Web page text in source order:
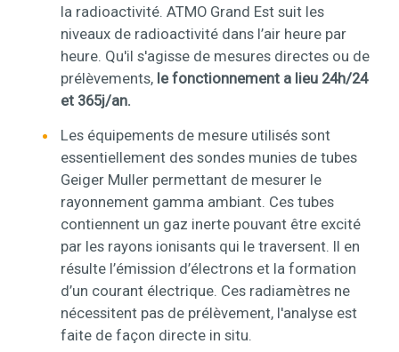
la radioactivité. ATMO Grand Est suit les
niveaux de radioactivité dans l’air heure par
heure. Qu'il s'agisse de mesures directes ou de
prélèvements, le fonctionnement a lieu 24h/24
et 365j/an.
Les équipements de mesure utilisés sont
essentiellement des sondes munies de tubes
Geiger Muller permettant de mesurer le
rayonnement gamma ambiant. Ces tubes
contiennent un gaz inerte pouvant être excité
par les rayons ionisants qui le traversent. Il en
résulte l’émission d’électrons et la formation
d’un courant électrique. Ces radiamètres ne
nécessitent pas de prélèvement, l'analyse est
faite de façon directe in situ.